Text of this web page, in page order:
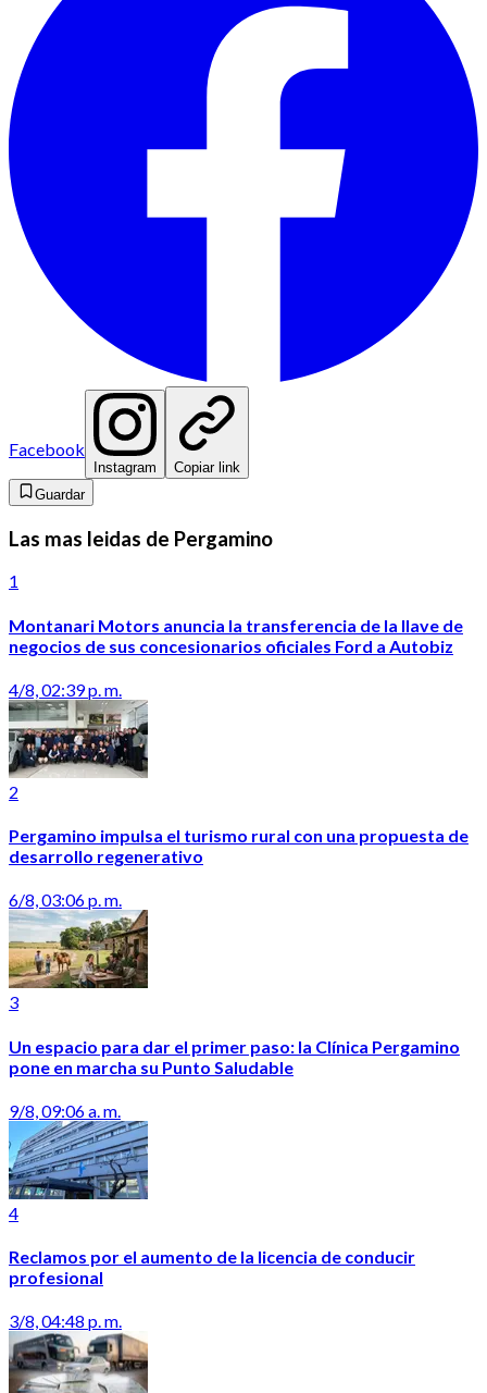
Facebook
Instagram
Copiar link
Guardar
Las mas leidas de Pergamino
1
Montanari Motors anuncia la transferencia de la llave de
negocios de sus concesionarios oficiales Ford a Autobiz
4/8, 02:39 p. m.
2
Pergamino impulsa el turismo rural con una propuesta de
desarrollo regenerativo
6/8, 03:06 p. m.
3
Un espacio para dar el primer paso: la Clínica Pergamino
pone en marcha su Punto Saludable
9/8, 09:06 a. m.
4
Reclamos por el aumento de la licencia de conducir
profesional
3/8, 04:48 p. m.